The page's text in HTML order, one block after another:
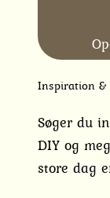
Inspiration &
Søger du
DIY og
store dag